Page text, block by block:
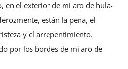
en el exterior de mi aro de hula-
están la pena, el
y el arrepentimiento.
por los bordes de mi aro de